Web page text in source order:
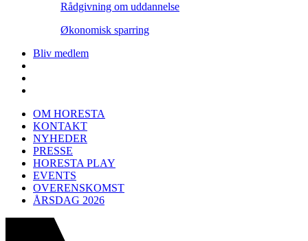
Rådgivning om uddannelse
Økonomisk sparring
Bliv medlem
OM HORESTA
KONTAKT
NYHEDER
PRESSE
HORESTA PLAY
EVENTS
OVERENSKOMST
ÅRSDAG 2026